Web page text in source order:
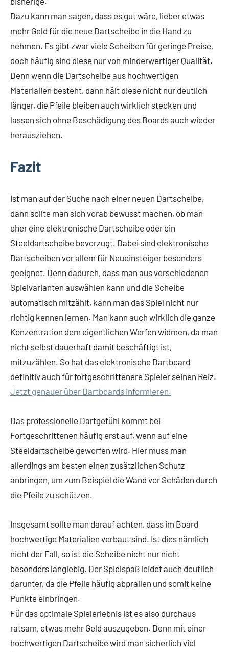
Dazu kann man sagen, dass es gut wäre, lieber etwas
mehr Geld für die neue Dartscheibe in die Hand zu
nehmen. Es gibt zwar viele Scheiben für geringe Preise,
doch häufig sind diese nur von minderwertiger Qualität.
Denn wenn die Dartscheibe aus hochwertigen
Materialien besteht, dann hält diese nicht nur deutlich
länger, die Pfeile bleiben auch wirklich stecken und
lassen sich ohne Beschädigung des Boards auch wieder
herausziehen.
Fazit
Ist man auf der Suche nach einer neuen Dartscheibe,
dann sollte man sich vorab bewusst machen, ob man
eher eine elektronische Dartscheibe oder ein
Steeldartscheibe bevorzugt. Dabei sind elektronische
Dartscheiben vor allem für Neueinsteiger besonders
geeignet. Denn dadurch, dass man aus verschiedenen
Spielvarianten auswählen kann und die Scheibe
automatisch mitzählt, kann man das Spiel nicht nur
richtig kennen lernen. Man kann auch wirklich die ganze
Konzentration dem eigentlichen Werfen widmen, da man
nicht selbst dauerhaft damit beschäftigt ist,
mitzuzählen. So hat das elektronische Dartboard
definitiv auch für fortgeschrittenere Spieler seinen Reiz.
Jetzt genauer über Dartboards informieren.
Das professionelle Dartgefühl kommt bei
Fortgeschrittenen häufig erst auf, wenn auf eine
Steeldartscheibe geworfen wird. Hier muss man
allerdings am besten einen zusätzlichen Schutz
anbringen, um zum Beispiel die Wand vor Schäden durch
die Pfeile zu schützen.
Insgesamt sollte man darauf achten, dass im Board
hochwertige Materialien verbaut sind. Ist dies nämlich
nicht der Fall, so ist die Scheibe nicht nur nicht
besonders langlebig. Der Spielspaß leidet auch deutlich
darunter, da die Pfeile häufig abprallen und somit keine
Punkte einbringen.
Für das optimale Spielerlebnis ist es also durchaus
ratsam, etwas mehr Geld auszugeben. Denn mit einer
hochwertigen Dartscheibe wird man sicherlich viel